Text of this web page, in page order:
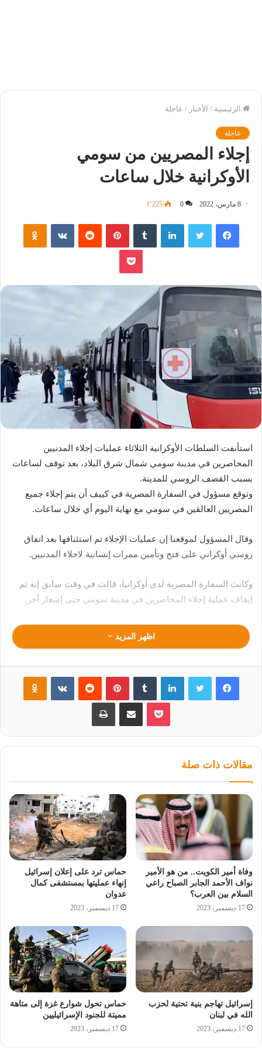
الرئيسية / الأخبار / عاجلة
عاجلة
إجلاء المصريين من سومي
الأوكرانية خلال ساعات
8 مارس، 2022 0 1٬225
فيسبوك تويتر لينكدإن بينتيريست
بوكيت
استأنفت السلطات الأوكرانية الثلاثاء عمليات إجلاء المدنيين
المحاصرين في مدينة سومي شمال شرق البلاد، بعد توقف لساعات
بسبب القصف الروسي للمدينة.
وتوقع مسؤول في السفارة المصرية في كييف أن يتم إجلاء جميع
المصريين العالقين في سومي مع نهاية اليوم أي خلال ساعات.
وقال المسؤول لموقعنا إن عمليات الإجلاء تم استئنافها بعد اتفاق
روسي أوكراني على فتح وتأمين ممرات إنسانية لاجلاء المدنيين.
وكانت السفارة المصرية لدى أوكرانيا، قالت في وقت سابق إنه تم
إيقاف عملية إجلاء المحاصرين في مدينة سومي حتى إشعار آخر.
اظهر المزيد
فيسبوك تويتر لينكدإن بينتيريست
بوكيت مشاركة عبر البريد طباعة
مقالات ذات صلة
وفاة أمير الكويت.. من هو الأمير
نواف الأحمد الجابر الصباح راعي
السلام بين العرب؟
17 ديسمبر، 2023
حماس ترد على إعلان إسرائيل
إنهاء عمليتها بمستشفى كمال
عدوان
17 ديسمبر، 2023
إسرائيل تهاجم بنية تحتية لحزب
الله في لبنان
17 ديسمبر، 2023
حماس تحول شوارع غزة إلى متاهة
مميتة للجنود الإسرائيليين
17 ديسمبر، 2023